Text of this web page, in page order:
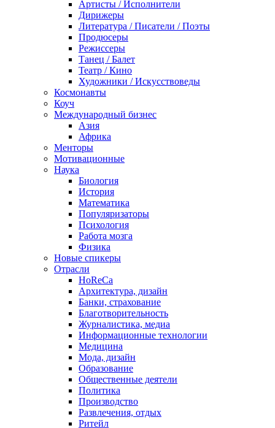
Артисты / Исполнители
Дирижеры
Литература / Писатели / Поэты
Продюсеры
Режиссеры
Танец / Балет
Театр / Кино
Художники / Искусствоведы
Космонавты
Коуч
Международный бизнес
Азия
Африка
Менторы
Мотивационные
Наука
Биология
История
Математика
Популяризаторы
Психология
Работа мозга
Физика
Новые спикеры
Отрасли
HoReCa
Архитектура, дизайн
Банки, страхование
Благотворительность
Журналистика, медиа
Информационные технологии
Медицина
Мода, дизайн
Образование
Общественные деятели
Политика
Производство
Развлечения, отдых
Ритейл